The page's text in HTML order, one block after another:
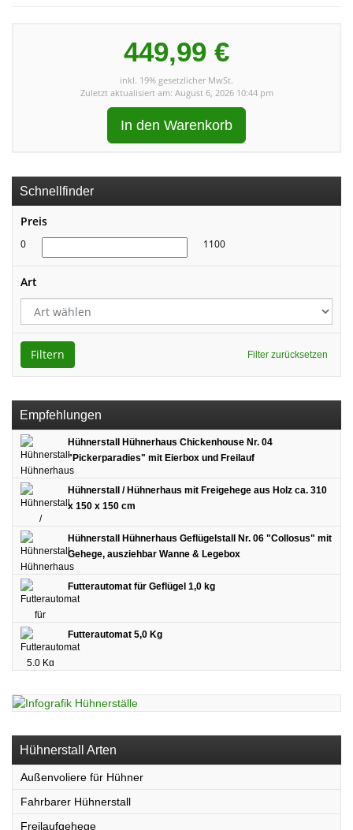
449,99 €
inkl. 19% gesetzlicher MwSt.
Zuletzt aktualisiert am: August 6, 2026 10:44 pm
In den Warenkorb
Schnellfinder
Preis
0 1100
Art
Filter zurücksetzen
Filtern
Empfehlungen
Hühnerstall Hühnerhaus Chickenhouse Nr. 04
"Pickerparadies" mit Eierbox und Freilauf
Hühnerstall / Hühnerhaus mit Freigehege aus Holz ca. 310
x 150 x 150 cm
Hühnerstall Hühnerhaus Geflügelstall Nr. 06 "Collosus" mit
Gehege, ausziehbar Wanne & Legebox
Futterautomat für Geflügel 1,0 kg
Futterautomat 5,0 Kg
Hühnerstall Arten
Außenvoliere für Hühner
Fahrbarer Hühnerstall
Freilaufgehege